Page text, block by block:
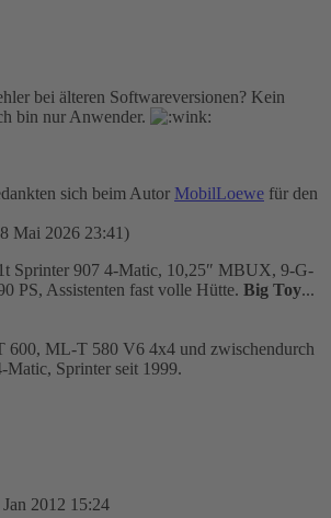
bei älteren Softwareversionen? Kein
bin nur Anwender.
sich beim Autor MobilLoewe für den
Mai 2026 23:41)
Sprinter 907 4-Matic, 10,25″ MBUX, 9-G-
PS, Assistenten fast volle Hütte. Big Toy...
600, ML-T 580 V6 4x4 und zwischendurch
Matic, Sprinter seit 1999.
2012 15:24